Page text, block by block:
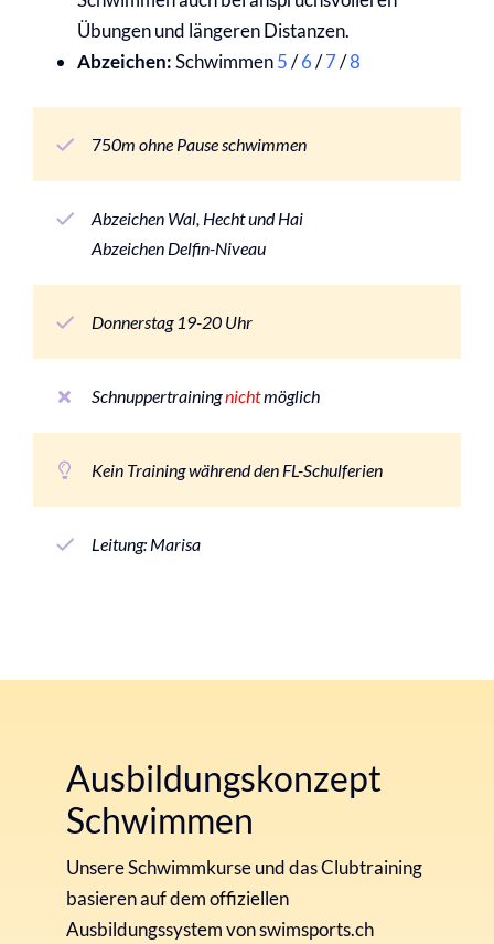
Übungen und längeren Distanzen.
Abzeichen:Schwimmen5/6/7/8
750m ohne Pause schwimmen
Abzeichen Wal, Hecht und Hai
Abzeichen Delfin-Niveau
Donnerstag 19-20 Uhr
Schnuppertrainingnichtmöglich
Kein Training während den FL-Schulferien
Leitung: Marisa
Ausbildungskonzept
Schwimmen
Unsere Schwimmkurse und das Clubtraining
basieren auf dem offiziellen
Ausbildungssystem von swimsports.ch